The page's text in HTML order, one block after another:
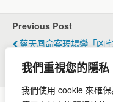
我們重視您的隱私
我們使用 cookie 來確
e
b
o
o
s
Previous Post
蔡天鳳命案現場變「凶宅
五成